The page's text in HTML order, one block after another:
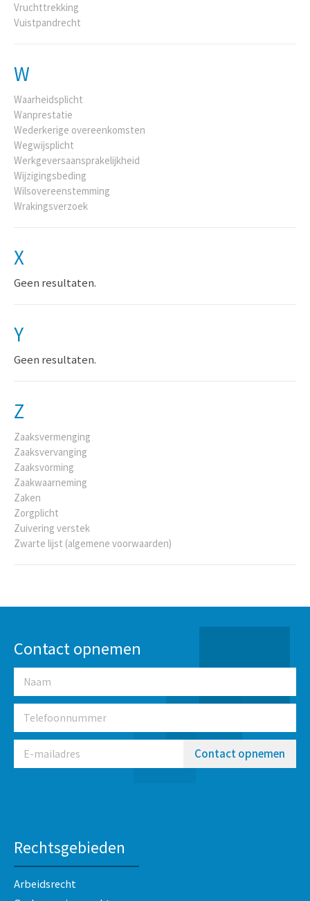
Vruchttrekking
Vuistpandrecht
W
Waarheidsplicht
Wanprestatie
Wederkerige overeenkomsten
Wegwijsplicht
Werkgeversaansprakelijkheid
Wijzigingsbeding
Wilsovereenstemming
Wrakingsverzoek
X
Geen resultaten.
Y
Geen resultaten.
Z
Zaaksvermenging
Zaaksvervanging
Zaaksvorming
Zaakwaarneming
Zaken
Zorgplicht
Zuivering verstek
Zwarte lijst (algemene voorwaarden)
Contact opnemen
Contact opnemen
Rechtsgebieden
Arbeidsrecht